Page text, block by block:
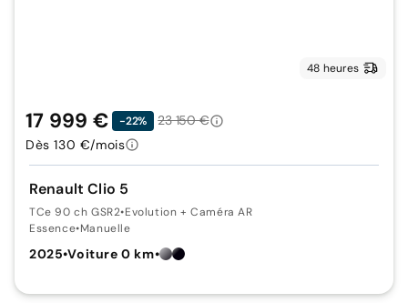
48 heures
Renault Clio 5
TCe 90 ch GSR2•Evolution + Caméra AR
Essence•Manuelle
2025•Voiture 0 km•
17 999 € -22%
23 150 €
Dès 130 €/mois